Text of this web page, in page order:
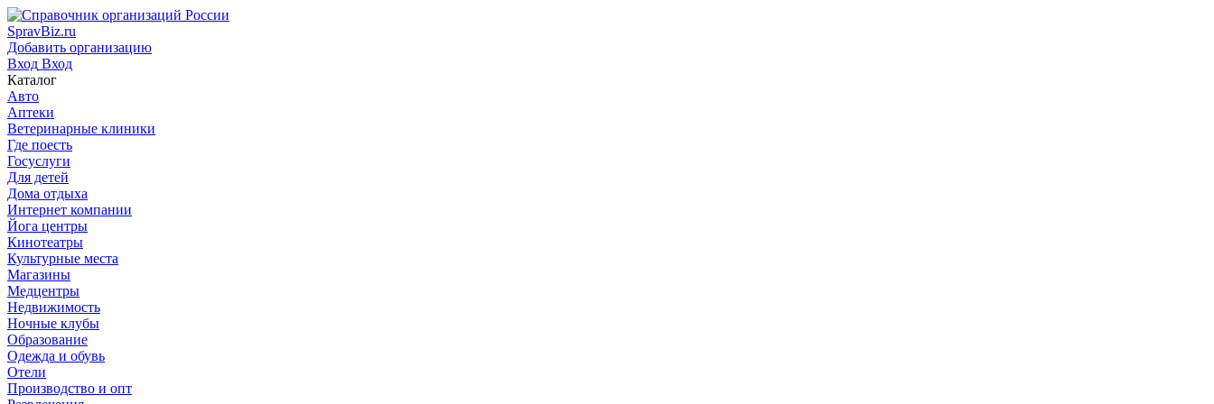
SpravBiz.ru
Добавить организацию
Вход Вход
Каталог
Авто
Аптеки
Ветеринарные клиники
Где поесть
Госуслуги
Для детей
Дома отдыха
Интернет компании
Йога центры
Кинотеатры
Культурные места
Магазины
Медцентры
Недвижимость
Ночные клубы
Образование
Одежда и обувь
Отели
Производство и опт